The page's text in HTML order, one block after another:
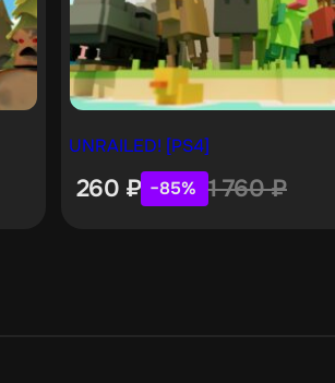
UNRAILED! [PS4]
260 ₽ −85% 1 760₽